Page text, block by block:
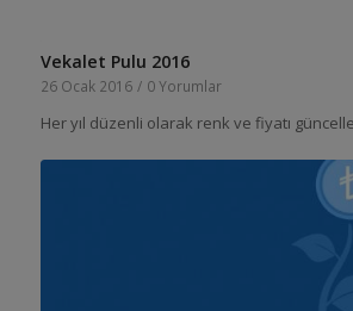
Vekalet Pulu 2016
26 Ocak 2016 / 0 Yorumlar
Her yıl düzenli olarak renk ve fiyatı